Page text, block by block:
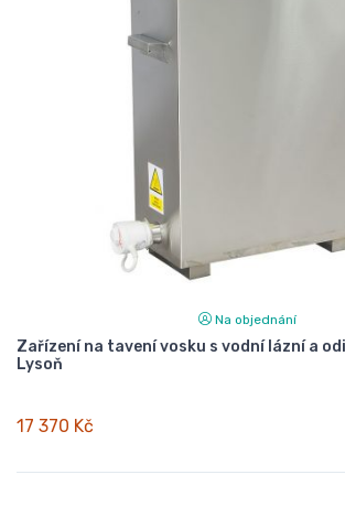
Na objednání
Zařízení na tavení vosku s vodní lázní a
Lysoň
17 370 Kč